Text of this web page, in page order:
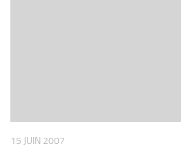
15 JUIN 2007